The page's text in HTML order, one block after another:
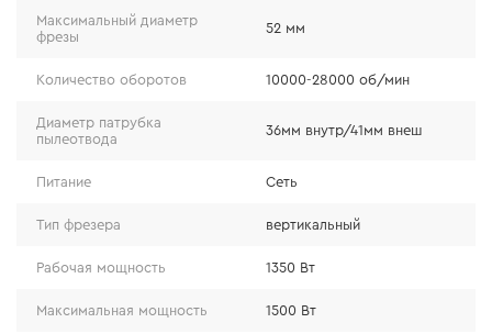
надобности перенастройки;
длительной работы.
Максимальный диаметр
фрезы
52 мм
Количество оборотов 10000-28000 об/мин
Диаметр патрубка
пылеотвода
36мм внутр/41мм внеш
Питание Сеть
Тип фрезера вертикальный
Рабочая мощность 1350 Вт
Максимальная мощность 1500 Вт